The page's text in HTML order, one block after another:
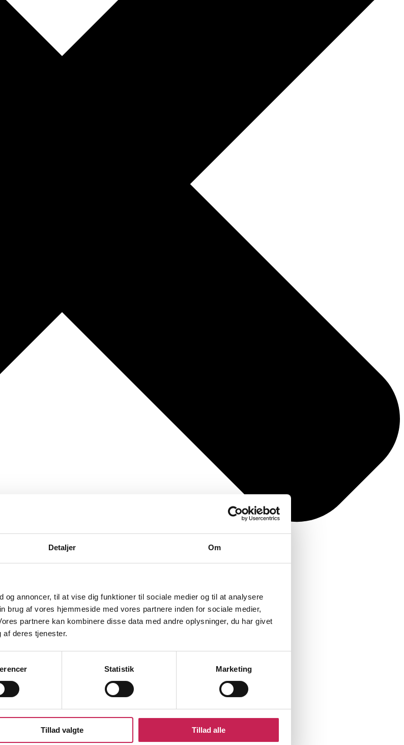
Detaljer Om
og annoncer, til at vise dig funktioner til sociale medier og til at analysere
brug af vores hjemmeside med vores partnere inden for sociale medier,
partnere kan kombinere disse data med andre oplysninger, du har givet
af deres tjenester.
Statistik Marketing
Tillad valgte Tillad alle